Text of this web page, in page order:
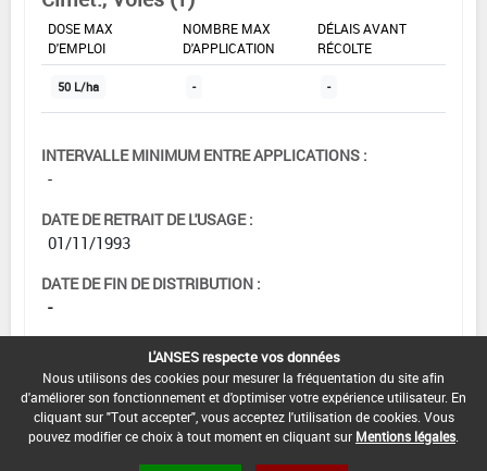
DOSE MAX
D'EMPLOI
NOMBRE MAX
D'APPLICATION
DÉLAIS AVANT
RÉCOLTE
50 L/ha - -
INTERVALLE MINIMUM ENTRE APPLICATIONS :
-
DATE DE RETRAIT DE L'USAGE :
01/11/1993
DATE DE FIN DE DISTRIBUTION :
-
DATE DE FIN D'UTILISATION :
-
L'ANSES respecte vos données
Nous utilisons des cookies pour mesurer la fréquentation du site afin
d'améliorer son fonctionnement et d'optimiser votre expérience utilisateur. En
cliquant sur "Tout accepter", vous acceptez l'utilisation de cookies. Vous
pouvez modifier ce choix à tout moment en cliquant sur Mentions légales